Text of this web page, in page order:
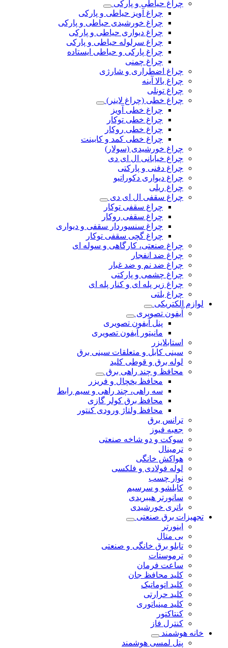
چراغ حیاطی و پارکی
چراغ آویز حیاطی و پارکی
چراغ خورشیدی حیاطی و پارکی
چراغ دیواری حیاطی و پارکی
چراغ سرلوله حیاطی و پارکی
چراغ پارکی و حیاطی ایستاده
چراغ چمنی
چراغ اضطراری و شارژی
چراغ بالا آینه
چراغ تونلی
چراغ خطی (چراغ لاینر)
چراغ خطی آویز
چراغ خطی توکار
چراغ خطی روکار
چراغ خطی کمد و کابینت
چراغ خورشیدی (سولار)
چراغ خیابانی ال ای دی
چراغ دفنی و پارکتی
چراغ دیواری دکوراتیو
چراغ ریلی
چراغ سقفی ال ای دی
چراغ سقفی توکار
چراغ سقفی روکار
چراغ سنسوردار سقفی و دیواری
چراغ گچی سقفی توکار
چراغ صنعتی، کارگاهی و سوله ای
چراغ ضد انفجار
چراغ ضد نم و ضد غبار
چراغ چشمی و پارکتی
چراغ‌ زیر‌ پله‌ ای و کنار‌ پله‌ ای
چراغ بلتی
لوازم الکتریکی
آیفون تصویری
پنل آیفون تصویری
مانیتور آیفون تصویری
استابلایزر
سینی کابل و متعلقات سینی برق
لوله برق و قوطی کلید
محافظ و چند راهی برق
محافظ یخچال و فریزر
سه راهی، چند راهی و سیم رابط
محافظ برق کولر گازی
محافظ ولتاژ ورودی کنتور
ترانس برق
جعبه فیوز
سوکت و دو شاخه صنعتی
ترمینال
هواکش خانگی
لوله فولادی و فلکسی
نوار چسب
کابلشو و سرسیم
سانورتر هیبریدی
باتری خورشیدی
تجهیزات برق صنعتی
اینورتر
بی متال
تابلو برق خانگی و صنعتی
ترموستات
ساعت فرمان
کلید محافظ جان
کلید اتوماتیک
کلید حرارتی
کلید مینیاتوری
کنتاکتور
کنترل فاز
خانه هوشمند
پنل لمسی هوشمند